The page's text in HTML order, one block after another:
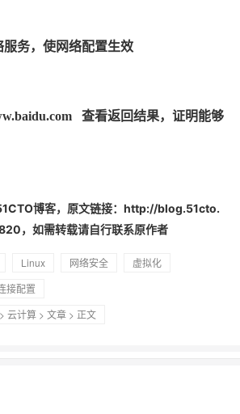
务，使网络配置生效
查看返回结果，证明能够
博客，原文链接：http://blog.51cto.
，如需转载请自行联系原作者
Linux 网络安全
虚拟化
接配置
> 云计算 > 文章 > 正文